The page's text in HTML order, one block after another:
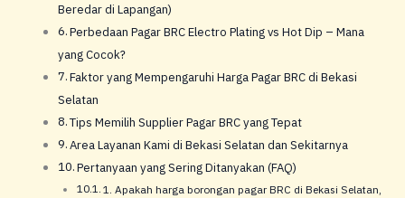
Beredar di Lapangan)
Perbedaan Pagar BRC Electro Plating vs Hot Dip – Mana
yang Cocok?
Faktor yang Mempengaruhi Harga Pagar BRC di Bekasi
Selatan
Tips Memilih Supplier Pagar BRC yang Tepat
Area Layanan Kami di Bekasi Selatan dan Sekitarnya
Pertanyaan yang Sering Ditanyakan (FAQ)
1. Apakah harga borongan pagar BRC di Bekasi Selatan,